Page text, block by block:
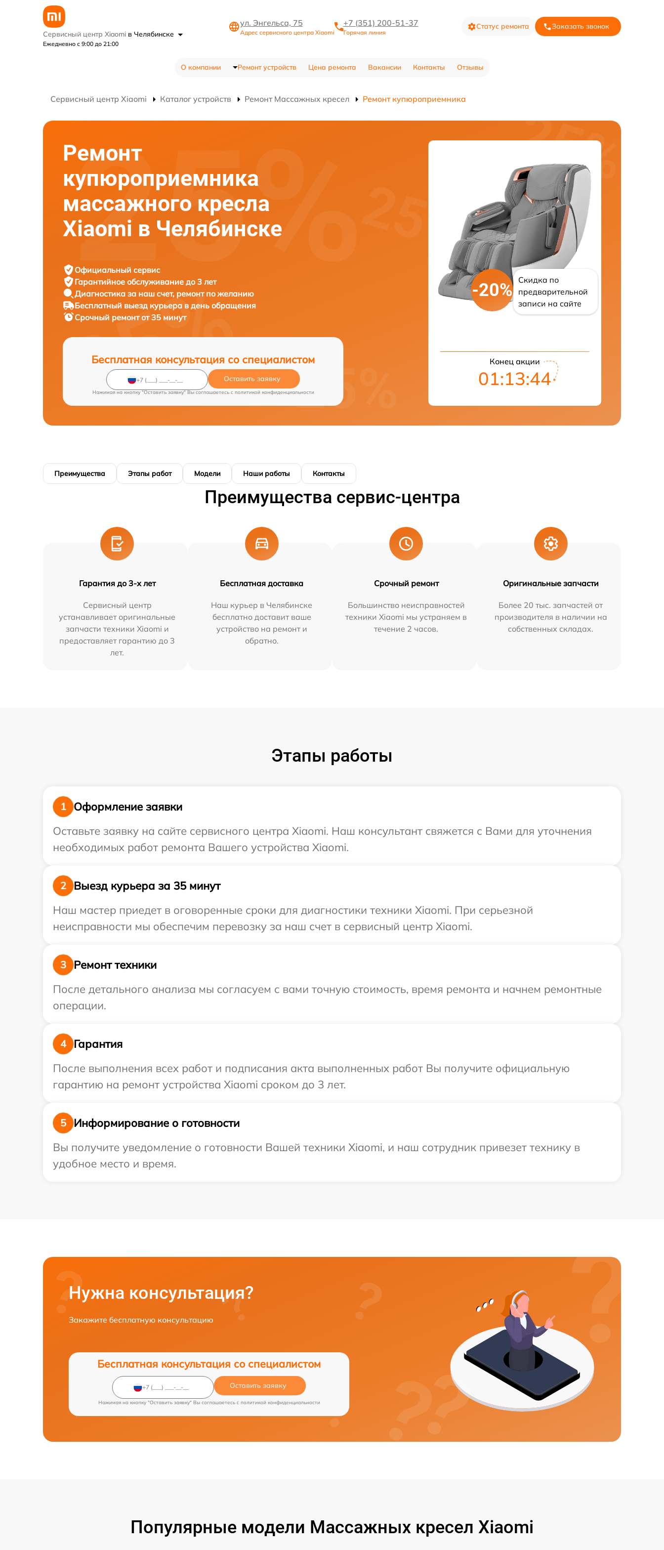
Сервисный центр Xiaomi в Челябинске
Ежедневно с 9:00 до 21:00
ул. Энгельса, 75
Адрес сервисного центра Xiaomi
+7 (351) 200-51-37
Горячая линия
Статус ремонта Заказать звонок
О компании Ремонт устройств Цена ремонта Вакансии Контакты Отзывы
Сервисный центр Xiaomi Каталог устройств Ремонт Массажных кресел Ремонт купюроприемника
Ремонт
купюроприемника
массажного кресла
Xiaomi в Челябинске
Официальный сервис
Гарантийное обслуживание до 3 лет
Диагностика за наш счет, ремонт по желанию
Бесплатный выезд курьера в день обращения
Срочный ремонтот 35 минут
Бесплатная консультация со специалистом
Оставить заявку
Нажимая на кнопку "Оставить заявку" Вы соглашаетесь c политикой конфиденциальности
-20%
Скидка по
предварительной
записи на сайте
Конец акции
01:13:43
Преимущества Этапы работ Модели Наши работы Контакты
Преимущества сервис-центра
Гарантия до 3-х лет
Сервисный центр
устанавливает оригинальные
запчасти техники Xiaomi и
предоставляет гарантию до 3
лет.
Бесплатная доставка
Наш курьер в Челябинске
бесплатно доставит ваше
устройство на ремонт и
обратно.
Срочный ремонт
Большинство неисправностей
техники Xiaomi мы устраняем в
течение 2 часов.
Оригинальные запчасти
Более 20 тыс. запчастей от
производителя в наличии на
собственных складах.
Этапы работы
1
Оформление заявки
Оставьте заявку на сайте сервисного центра Xiaomi. Наш консультант свяжется с Вами для уточнения
необходимых работ ремонта Вашего устройства Xiaomi.
2
Выезд курьера за 35 минут
Наш мастер приедет в оговоренные сроки для диагностики техники Xiaomi. При серьезной
неисправности мы обеспечим перевозку за наш счет в сервисный центр Xiaomi.
3
Ремонт техники
После детального анализа мы согласуем с вами точную стоимость, время ремонта и начнем ремонтные
операции.
4
Гарантия
После выполнения всех работ и подписания акта выполненных работ Вы получите официальную
гарантию на ремонт устройства Xiaomi сроком до 3 лет.
5
Информирование о готовности
Вы получите уведомление о готовности Вашей техники Xiaomi, и наш сотрудник привезет технику в
удобное место и время.
Нужна консультация?
Закажите бесплатную консультацию
Бесплатная консультация со специалистом
Оставить заявку
Нажимая на кнопку "Оставить заявку" Вы соглашаетесь c политикой конфиденциальности
Популярные модели Массажных кресел Xiaomi